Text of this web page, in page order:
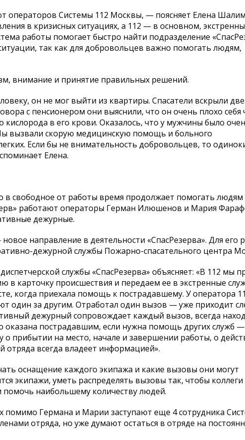
операторов Системы 112 Москвы, — поясняет Елена
в кризисных ситуациях, а 112 — в основном,
работы помогает быстро найти подразделение
так как для добровольцев важно помогать людям,
внимание и принятие правильных решений.
он не мог выйти из квартиры. Спасатели вскрыли
с пенсионером они выяснили, что он очень плохо себя
в его крови. Оказалось, что у мужчины было
вызвали скорую медицинскую помощь и больного
Если бы не внимательность добровольцев, то
Елена.
в свободное от работы время продолжает помогать людям
работают операторы Герман Илюшенов и Мария
дежурные.
направление в деятельности «СпасРезерва». Для его
дежурной службы Пожарно-спасательного центра
службы «СпасРезерва» объясняет: «В 112 мы
карточку происшествия и передаем ее в экстренные
когда приехала помощь к пострадавшему. У оператора
один за другим. Отработал один вызов — уже приходит
дежурный сопровождает каждый вызов, всегда
оказана пострадавшим, если нужна помощь других служб
прибытии на место, начале и завершении работы, о
всегда владеет информацией».
оснащение каждого экипажа и какие вызовы они могут
экипажи, уметь распределять вызовы так, чтобы коллеги
наибольшему количеству людей.
помимо Германа и Марии заступают еще 4 сотрудника
отряда, но уже думают остаться в отряде на